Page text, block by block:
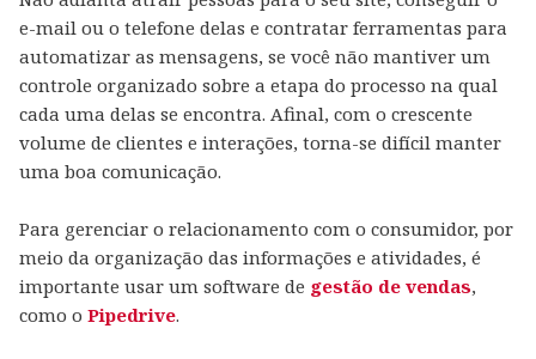
e-mail ou o telefone delas e contratar ferramentas para
automatizar as mensagens, se você não mantiver um
controle organizado sobre a etapa do processo na qual
cada uma delas se encontra. Afinal, com o crescente
volume de clientes e interações, torna-se difícil manter
uma boa comunicação.
Para gerenciar o relacionamento com o consumidor, por
meio da organização das informações e atividades, é
importante usar um software de gestão de vendas,
como o Pipedrive.